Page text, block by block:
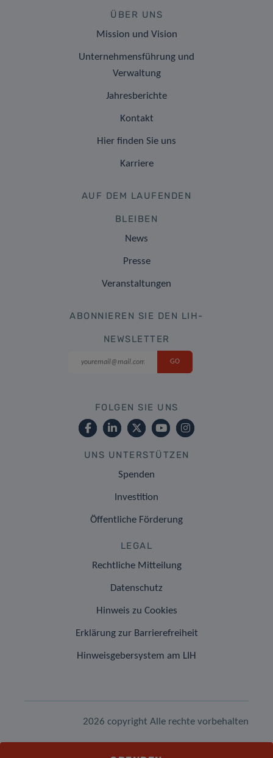
ÜBER UNS
Mission und Vision
Unternehmensführung und
Verwaltung
Jahresberichte
Kontakt
Hier finden Sie uns
Karriere
AUF DEM LAUFENDEN
BLEIBEN
News
Presse
Veranstaltungen
ABONNIEREN SIE DEN LIH-
NEWSLETTER
FOLGEN SIE UNS
UNS UNTERSTÜTZEN
Spenden
Investition
Öffentliche Förderung
LEGAL
Rechtliche Mitteilung
Datenschutz
Hinweis zu Cookies
Erklärung zur Barrierefreiheit
Hinweisgebersystem am LIH
2026 copyright Alle rechte vorbehalten